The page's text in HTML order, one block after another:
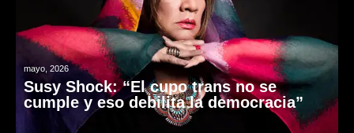
mayo, 2026
Susy Shock: “El cupo trans no se
cumple y eso debilita la democracia”